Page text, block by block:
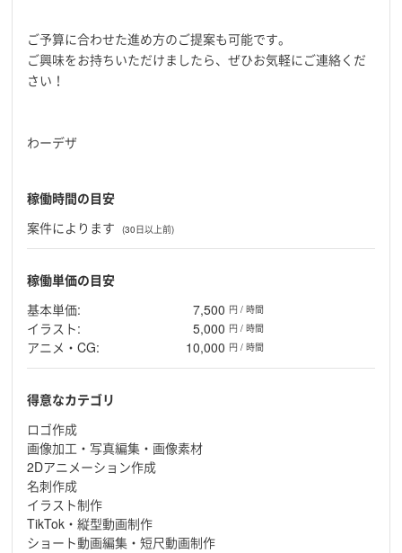
ご予算に合わせた進め方のご提案も可能です。
ご興味をお持ちいただけましたら、ぜひお気軽にご連絡くだ
さい！
わーデザ
稼働時間の目安
案件によります
(30日以上前)
稼働単価の目安
基本単価:
7,500 円 / 時間
イラスト: 5,000 円 / 時間
アニメ・CG: 10,000 円 / 時間
得意なカテゴリ
ロゴ作成
画像加工・写真編集・画像素材
2Dアニメーション作成
名刺作成
イラスト制作
TikTok・縦型動画制作
ショート動画編集・短尺動画制作